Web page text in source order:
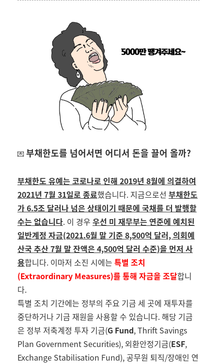
💌 부채한도를 넘어서면 어디서 돈을 끌어 올까?
부채한도 유예는 코로나로 인해 2019년 8월에 의결하여
2021년 7월 31일로 종료했습니다. 지금으로선 부채한도
가6.5조 달러나 넘은 상태이기 때문에 국채를 더 발행할
수는 없습니다. 이 경우 우선 미 재무부는 연준에 예치된
일반계정 자금(2021.6월 말 기준 8,500억 달러, 의회예
산국 추산 7월 말 잔액은 4,500억 달러 수준)을 먼저 사
용합니다. 이마저 소진 시에는 특별 조치
(Extraordinary Measures)를 통해 자금을 조달합니
다.
특별 조치 기간에는 정부의 주요 기금 세 곳에 재투자를
중단하거나 기금 재원을 사용할 수 있습니다.해당 기금
은 정부 저축계정 투자 기금(G Fund, Thrift Savings
Plan Government Securities), 외환안정기금(ESF,
Exchange Stabilisation Fund),공무원 퇴직/장애인 연